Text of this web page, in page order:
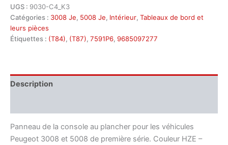
De
La
Console
De
Plancher
3008
5008
UGS : 9030-C4_K3
Catégories : 3008 Je, 5008 Je, Intérieur, Tableaux de bord et
leurs pièces
Étiquettes : (T84), (T87), 7591P6, 9685097277
Description
Panneau de la console au plancher pour les véhicules
Peugeot 3008 et 5008 de première série. Couleur HZE –